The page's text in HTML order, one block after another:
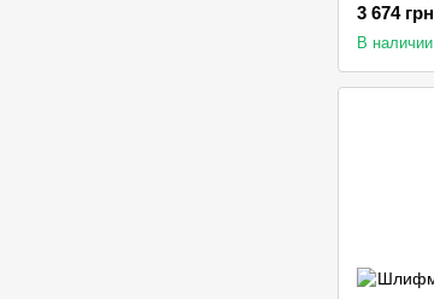
3 674 грн
В наличии